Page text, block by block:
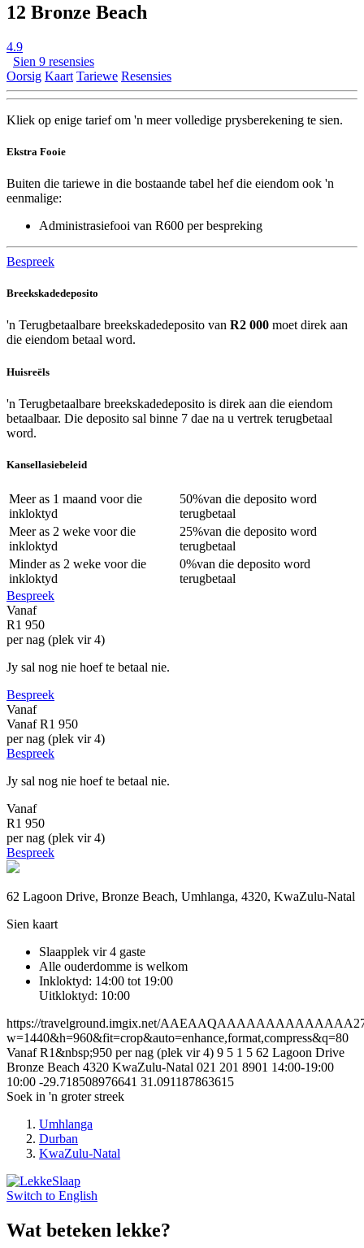
12 Bronze Beach
4.9
Sien 9 resensies
Oorsig Kaart Tariewe Resensies
Kliek op enige tarief om 'n meer volledige prysberekening te sien.
Ekstra Fooie
Buiten die tariewe in die bostaande tabel hef die eiendom ook 'n
eenmalige:
Administrasiefooi van R600 per bespreking
Bespreek
Breekskadedeposito
'n Terugbetaalbare breekskadedeposito van R2 000 moet direk aan
die eiendom betaal word.
Huisreëls
'n Terugbetaalbare breekskadedeposito is direk aan die eiendom
betaalbaar. Die deposito sal binne 7 dae na u vertrek terugbetaal
word.
Kansellasiebeleid
Meer as 1 maand voor die
inkloktyd
50%van die deposito word
terugbetaal
Meer as 2 weke voor die
inkloktyd
25%van die deposito word
terugbetaal
Minder as 2 weke voor die
inkloktyd
0%van die deposito word
terugbetaal
Bespreek
Vanaf
R1 950
per nag (plek vir 4)
Jy sal nog nie hoef te betaal nie.
Bespreek
Vanaf
Vanaf R1 950
per nag (plek vir 4)
Bespreek
Jy sal nog nie hoef te betaal nie.
Vanaf
R1 950
per nag (plek vir 4)
Bespreek
62 Lagoon Drive, Bronze Beach, Umhlanga, 4320, KwaZulu-Natal
Sien kaart
Slaapplek vir 4 gaste
Alle ouderdomme is welkom
Inkloktyd: 14:00 tot 19:00
Uitkloktyd: 10:00
https://travelground.imgix.net/
w=1440&h=960&fit=crop&auto=enhance,format,compress&q=80
Vanaf R1&nbsp;950 per nag (plek vir 4) 9 5 1 5 62 Lagoon Drive
Bronze Beach 4320 KwaZulu-Natal 021 201 8901 14:00-19:00
10:00 -29.718508976641 31.091187863615
Soek in 'n groter streek
Umhlanga
Durban
KwaZulu-Natal
Switch to English
Wat beteken lekke?